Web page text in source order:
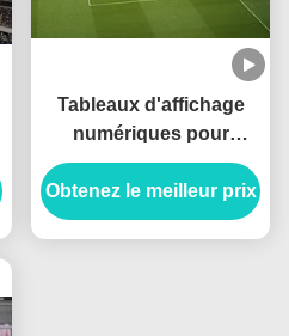
Tableaux d'affichage
numériques pour
installations, indice de
protection IP65 et
rapport de contraste
Obtenez le meilleur prix